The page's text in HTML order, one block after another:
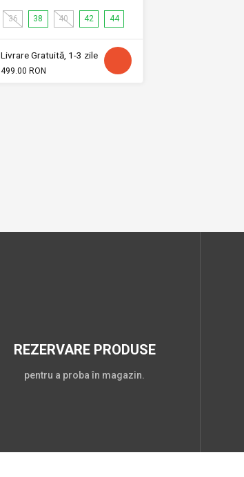
36 38 40 42 44
Livrare Gratuită, 1-3 zile
499.00 RON
REZERVARE PRODUSE
pentru a proba în magazin.